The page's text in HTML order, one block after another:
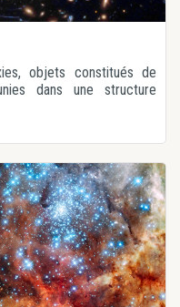
objets constitués de
dans une structure